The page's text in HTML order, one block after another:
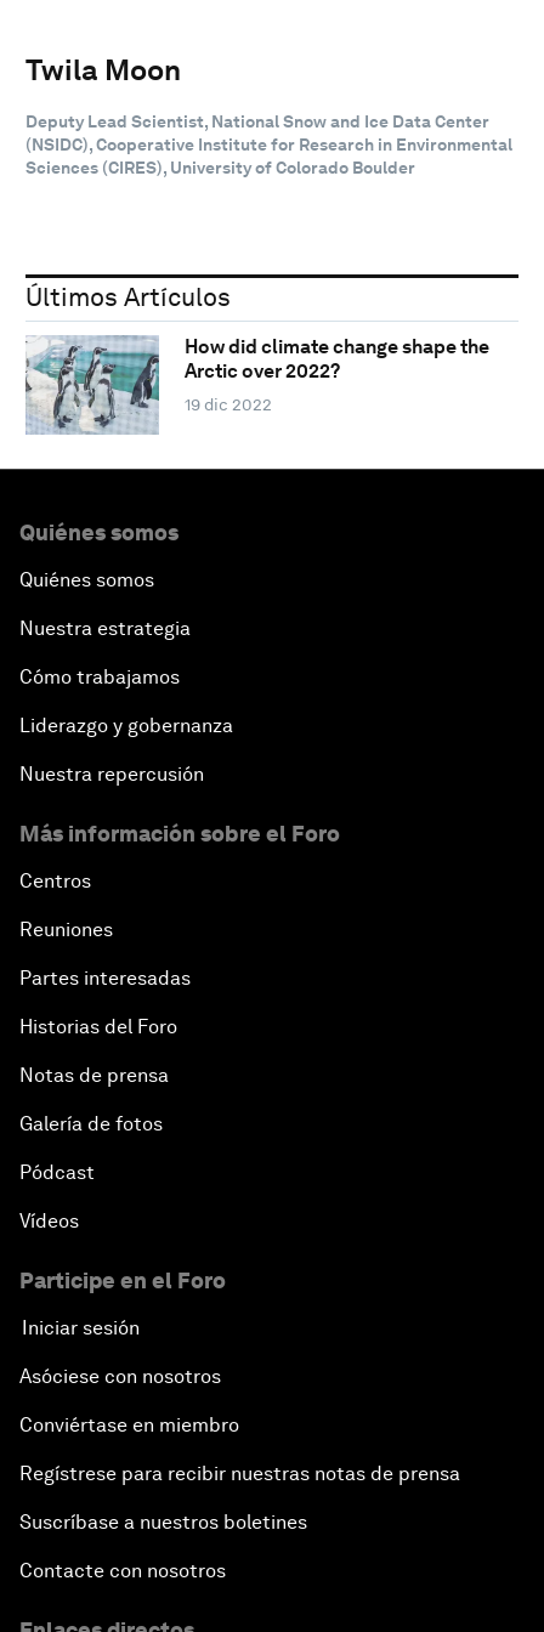
Twila Moon
Deputy Lead Scientist, National Snow and Ice Data Center
(NSIDC), Cooperative Institute for Research in Environmental
Sciences (CIRES), University of Colorado Boulder
Últimos Artículos
How did climate change shape the
Arctic over 2022?
19 dic 2022
Quiénes somos
Quiénes somos
Nuestra estrategia
Cómo trabajamos
Liderazgo y gobernanza
Nuestra repercusión
Más información sobre el Foro
Centros
Reuniones
Partes interesadas
Historias del Foro
Notas de prensa
Galería de fotos
Pódcast
Vídeos
Participe en el Foro
Iniciar sesión
Asóciese con nosotros
Conviértase en miembro
Regístrese para recibir nuestras notas de prensa
Suscríbase a nuestros boletines
Contacte con nosotros